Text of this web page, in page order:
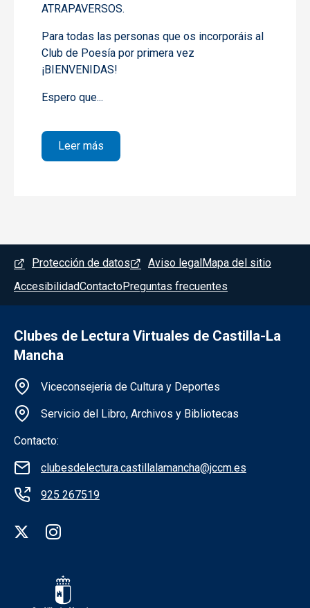
ATRAPAVERSOS.
Para todas las personas que os incorporáis al
Club de Poesía por primera vez
¡BIENVENIDAS!
Espero que...
Leer más
Menú del pie
Protección de datos Aviso legal Mapa del sitio
AccesibilidadContactoPreguntas frecuentes
Clubes de Lectura Virtuales de Castilla-La
Mancha
Información de la institución
Viceconsejeria de Cultura y Deportes
Servicio del Libro, Archivos y Bibliotecas
Contacto:
clubesdelectura.castillalamancha@jccm.es
925 267519
Redes sociales institución